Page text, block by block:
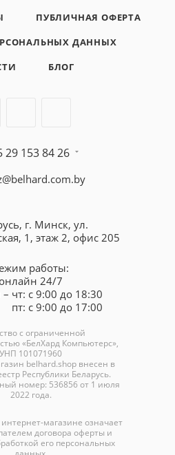
ПУБЛИЧНАЯ ОФЕРТА
ДАННЫХ
БЛОГ
29 153 84 26
г. Минск, ул.
1, этаж 2, офис 205
работы:
онлайн 24/7
чт: с 9:00 до 18:30
пт: с 9:00 до 17:00
с ограниченной
«БелХард Компьютерс»,
УНП 101071960
belhard.shopвнесен в
Республики Беларусь.
номер: 536856 от 1 июля
2022 года.
интернет-магазине означает
договора оферты и
его персональных